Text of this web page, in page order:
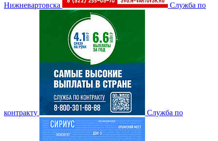
Нижневартовска Служба по
контракту Служба по